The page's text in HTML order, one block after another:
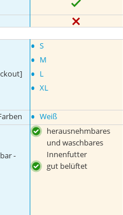
• S
• M
• L
• XL
• Weiß
-
herausnehmbares
und waschbares
Innenfutter
gut belüftet